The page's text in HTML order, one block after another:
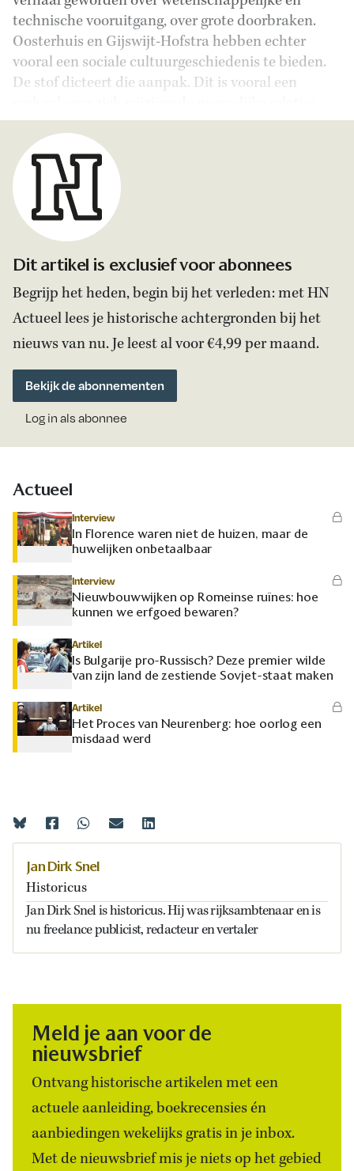
technische vooruitgang, over grote doorbraken.
Oosterhuis en Gijswijt-Hofstra hebben echter
vooral een sociale cultuurgeschiedenis te bieden.
De stof dicteert die aanpak. Dit is vooral een
Dit artikel is exclusief voor abonnees
Begrijp het heden, begin bij het verleden: met HN
Actueel lees je historische achtergronden bij het
nieuws van nu. Je leest al voor €4,99 per maand.
Bekijk de abonnementen
Log in als abonnee
Actueel
Interview
In Florence waren niet de huizen, maar de
huwelijken onbetaalbaar
Interview
Nieuwbouwwijken op Romeinse ruïnes: hoe
kunnen we erfgoed bewaren?
Artikel
Is Bulgarije pro-Russisch? Deze premier wilde
van zijn land de zestiende Sovjet-staat maken
Artikel
Het Proces van Neurenberg: hoe oorlog een
misdaad werd
Jan Dirk Snel
Historicus
Jan Dirk Snel is historicus. Hij was rijksambtenaar en is
nu freelance publicist, redacteur en vertaler
Meld je aan voor de
nieuwsbrief
Ontvang historische artikelen met een
actuele aanleiding, boekrecensies én
aanbiedingen wekelijks gratis in je inbox.
Met de nieuwsbrief mis je niets op het gebied